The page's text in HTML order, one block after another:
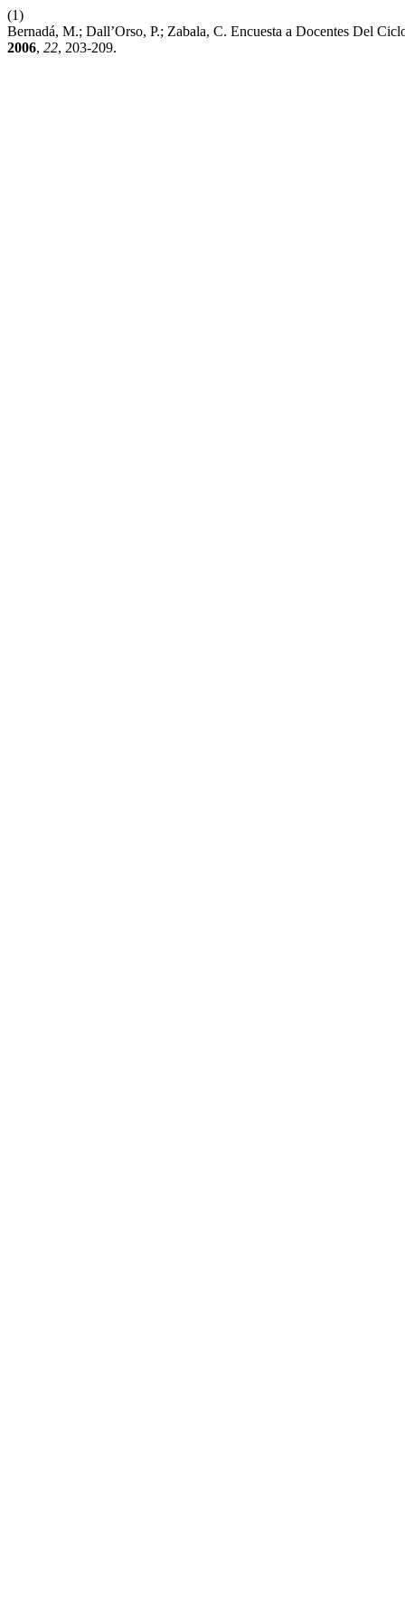
(1)
Bernadá, M.; Dall’Orso, P.; Zabala, C. Encuesta a Docentes Del
2006, 22, 203-209.